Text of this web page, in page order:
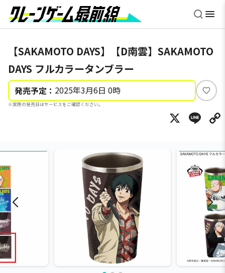
【SAKAMOTO DAYS】【D南雲】SAKAMOTO
DAYS フルカラータンブラー
発売予定： 2025年3月6日 0時
※実際の発売日はサービスをご確認ください。
い
ね
X